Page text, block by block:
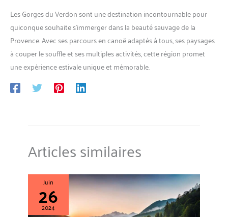
Les Gorges du Verdon sont une destination incontournable pour
quiconque souhaite s’immerger dans la beauté sauvage de la
Provence. Avec ses parcours en canoë adaptés à tous, ses paysages
à couper le souffle et ses multiples activités, cette région promet
une expérience estivale unique et mémorable.
Articles similaires
Juin
26
2024